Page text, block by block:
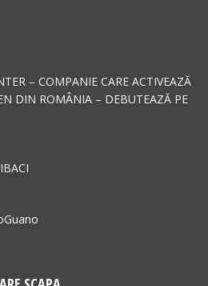
– COMPANIE CARE ACTIVEAZĂ
DIN ROMÂNIA – DEBUTEAZĂ PE